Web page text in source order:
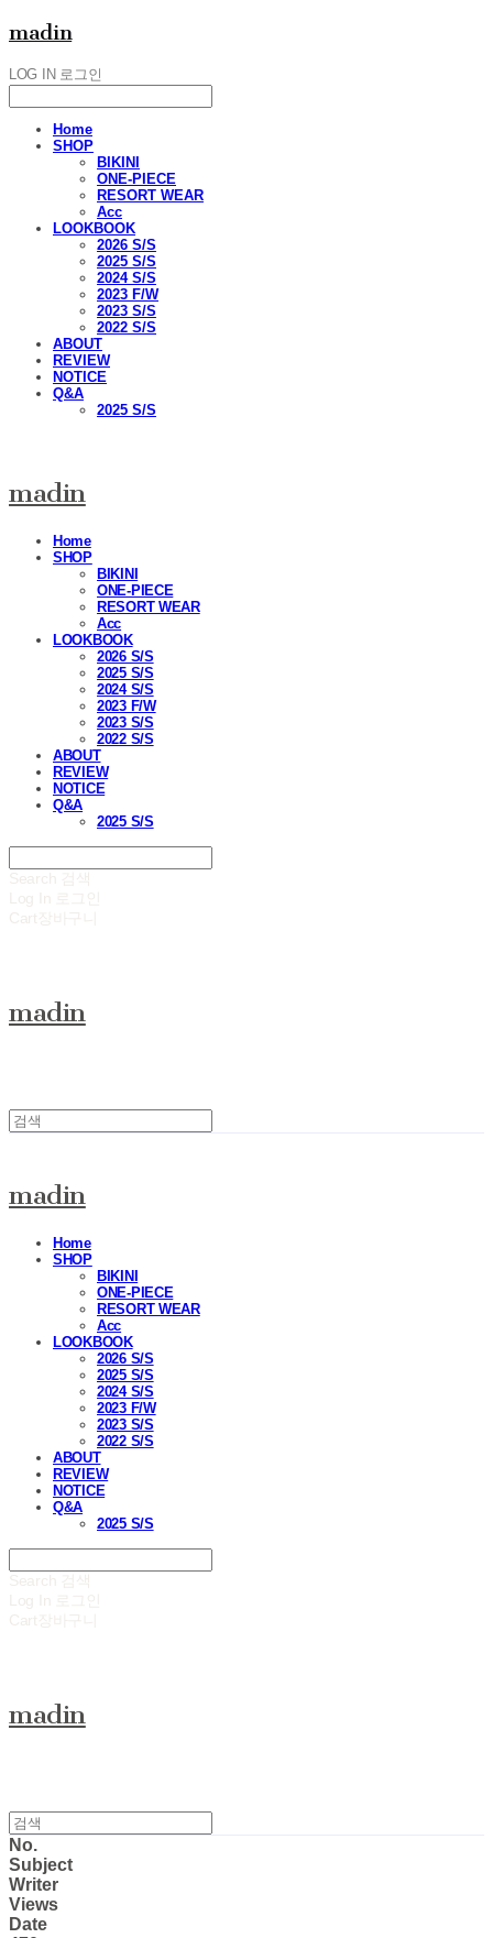
madin
LOG IN 로그인
Home
SHOP
BIKINI
ONE-PIECE
RESORT WEAR
Acc
LOOKBOOK
2026 S/S
2025 S/S
2024 S/S
2023 F/W
2023 S/S
2022 S/S
ABOUT
REVIEW
NOTICE
Q&A
2025 S/S
madin
Home
SHOP
BIKINI
ONE-PIECE
RESORT WEAR
Acc
LOOKBOOK
2026 S/S
2025 S/S
2024 S/S
2023 F/W
2023 S/S
2022 S/S
ABOUT
REVIEW
NOTICE
Q&A
2025 S/S
madin
madin
Home
SHOP
BIKINI
ONE-PIECE
RESORT WEAR
Acc
LOOKBOOK
2026 S/S
2025 S/S
2024 S/S
2023 F/W
2023 S/S
2022 S/S
ABOUT
REVIEW
NOTICE
Q&A
2025 S/S
madin
No.
Subject
Writer
Views
Date